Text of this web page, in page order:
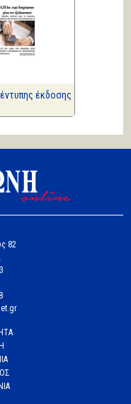
έκδοσης
82